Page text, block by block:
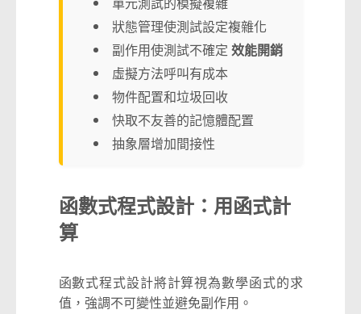
狀態管理使測試設定複雜化
副作用使測試不確定效能開銷
虛擬方法呼叫有成本
物件配置和垃圾回收
快取不友善的記憶體配置
抽象層增加間接性
函數式程式設計：用函式計
算
函數式程式設計將計算視為數學函式的求
值，強調不可變性並避免副作用。